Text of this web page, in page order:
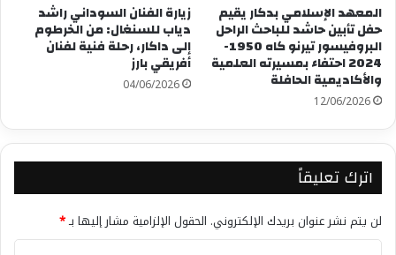
المعهد الإسلامي بدكار يقيم
حفل تأبين حاشد للباحث الراحل
البروفيسور تيرنو كاه 1950-
2024 احتفاء بمسيرته العلمية
والأكاديمية الحافلة
12/06/2026
زيارة الفنان السوداني راشد
دياب للسنغال: من الخرطوم
إلى داكار، رحلة فنية لفنان
أفريقي بارز
04/06/2026
اترك تعليقاً
لن يتم نشر عنوان بريدك الإلكتروني. الحقول الإلزامية مشار إليها بـ*